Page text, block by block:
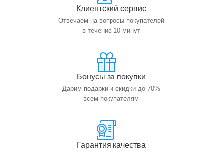
Клиентский сервис
Отвечаем на вопросы покупателей
в течение 10 минут
Бонусы за покупки
Дарим подарки и скидки до 70%
всем покупателям
Гарантия качества